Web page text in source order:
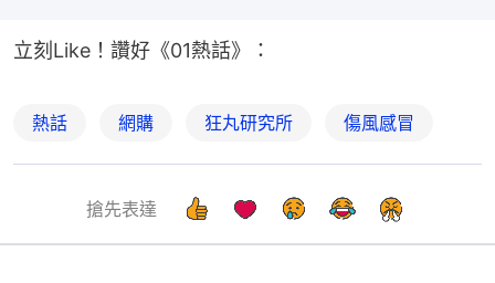
立刻Like！讚好《01熱話》：
熱話 網購 狂丸研究所 傷風感冒
搶先表達